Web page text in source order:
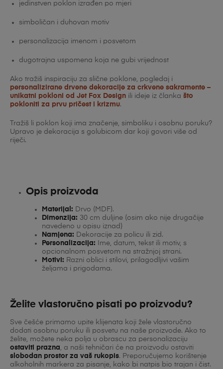
jedinstven poklon izrađen po mjeri
simboličan i duhovan motiv
personalizacija imenom i posvetom
dugotrajna uspomena koja ne gubi vrijednost
Ako tražiš inspiraciju za slične poklone, pogledaj i
personalizirane drvene dekoracije za crkvene sakramente –
unikatni pokloni od Jet Fox Design ili ideje iz članka što
pokloniti za prvu pričest i krizmu.
Tražiš li poklon koji ima značenje, simboliku i osobnu poruku?
Upravo je dekoracija s golubicom dar koji govori više od
riječi.
Opis proizvoda
Materijal: Drvo (MDF).
Dimenzija: 30 cm duljine (osim ako nije drugačije
navedeno u opisu iznad)
Namjena: Dekoracije za policu ili zid.
Personalizacija: Ime, datum, tekst ili motiv, s
opcionalnom posvetom na stražnjoj strani.
Motivi: Razni oblici i stilovi, prilagodljivi vašim
željama i prigodama.
Želite vlastoručno pisati po proizvodu?
Sve češće primamo upite klijenata koji žele vlastoručno
dodati osobnu poruku ili posvetu na naše proizvode. Ako to
želite, možete neka polja u obrascu za personalizaciju
ostaviti prazna, a naši tehničari će na proizvodu ostaviti
slobodan prostor za vaš rukopis. Preporučujemo korištenje
alkoholnih markera za pisanje, kako bi natpis bio trajan i čist.